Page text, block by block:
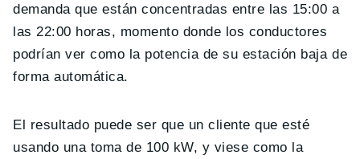
demanda que están concentradas entre las 15:00 a
las 22:00 horas, momento donde los conductores
podrían ver como la potencia de su estación baja de
forma automática.
El resultado puede ser que un cliente que esté
usando una toma de 100 kW, y viese como la